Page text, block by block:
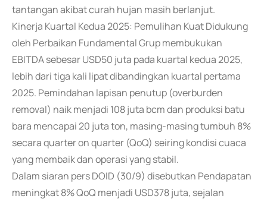
tantangan akibat curah hujan masih berlanjut.
Kinerja Kuartal Kedua 2025: Pemulihan Kuat Didukung
oleh Perbaikan Fundamental Grup membukukan
EBITDA sebesar USD50 juta pada kuartal kedua 2025,
lebih dari tiga kali lipat dibandingkan kuartal pertama
2025. Pemindahan lapisan penutup (overburden
removal) naik menjadi 108 juta bcm dan produksi batu
bara mencapai 20 juta ton, masing-masing tumbuh 8%
secara quarter on quarter (QoQ) seiring kondisi cuaca
yang membaik dan operasi yang stabil.
Dalam siaran pers DOID (30/9) disebutkan Pendapatan
meningkat 8% QoQ menjadi USD378 juta, sejalan